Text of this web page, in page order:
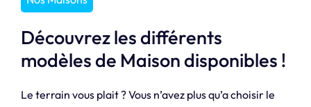
Découvrez les différents
modèles de Maison disponibles !
Le terrain vous plait ? Vous n’avez plus qu’a choisir le